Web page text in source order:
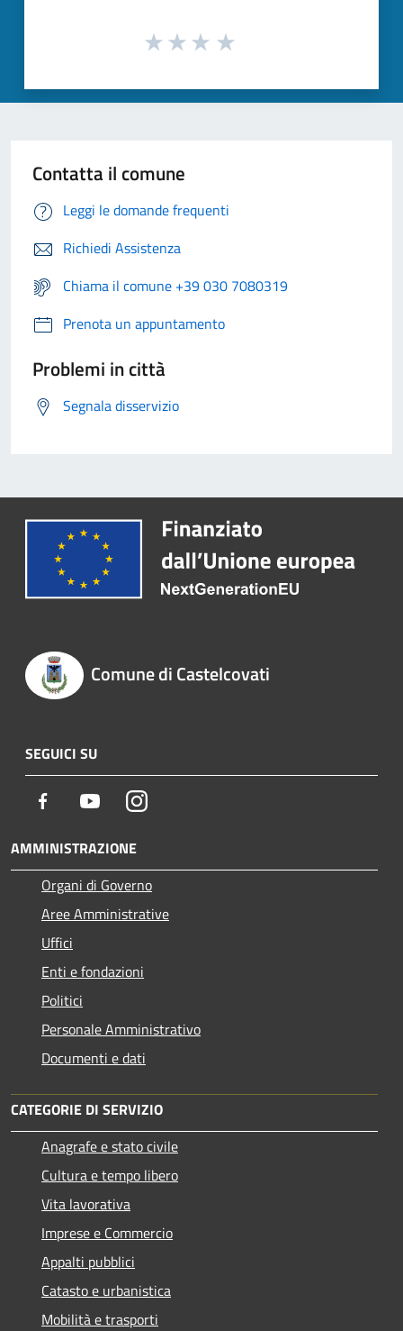
Contatta il comune
Leggi le domande frequenti
Richiedi Assistenza
Chiama il comune +39 030 7080319
Prenota un appuntamento
Problemi in città
Segnala disservizio
Comune di Castelcovati
SEGUICI SU
Facebook YoutubeInstagram
AMMINISTRAZIONE
Organi di Governo
Aree Amministrative
Uffici
Enti e fondazioni
Politici
Personale Amministrativo
Documenti e dati
CATEGORIE DI SERVIZIO
Anagrafe e stato civile
Cultura e tempo libero
Vita lavorativa
Imprese e Commercio
Appalti pubblici
Catasto e urbanistica
Mobilità e trasporti